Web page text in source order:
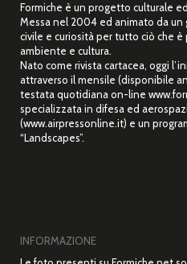
Formiche è un progetto culturale
Messa nel 2004 ed animato da
civile e curiosità per tutto ciò che
ambiente e cultura.
Nato come rivista cartacea, oggi
attraverso il mensile (disponibile
testata quotidiana on-line
specializzata in difesa ed
(www.airpressonline.it) e un
“Landscapes”.
INFORMAZIONE